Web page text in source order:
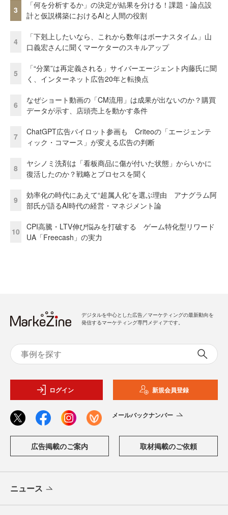
3
「何を分析するか」の決定が結果を分ける！課題・論点設
計と仮説構築におけるAIと人間の役割
4
「下剋上したいなら、これから数年はボーナスタイム」山
口義宏さんに聞くマーケターのスキルアップ
5
「“分業”は再定義される」サイバーエージェント内藤氏に聞
く、インターネット広告20年と転換点
6
なぜショート動画の「CM流用」は成果が出ないのか？購買
データが示す、店頭売上を動かす条件
7
ChatGPT広告パイロット参画も Criteoの「エージェンテ
ィック・コマース」が変える広告の判断
8
ヤシノミ洗剤は「看板商品に傷が付いた状態」からいかに
復活したのか？戦略とプロセスを聞く
9
効率化の時代にあえて“超属人化”を選ぶ理由 アナグラム阿
部氏が語るAI時代の経営・マネジメント論
10
CPI高騰・LTV伸び悩みを打破する ゲーム特化型リワード
UA「Freecash」の実力
デジタルを中心とした広告／マーケティングの最新動向を
発信するマーケティング専門メディアです。
ログイン 新規会員登録
メールバックナンバー
広告掲載のご案内 取材掲載のご依頼
ニュース